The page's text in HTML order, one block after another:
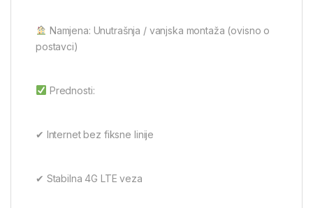
Namjena: Unutrašnja / vanjska montaža (ovisno o
postavci)
Prednosti:
✔ Internet bez fiksne linije
✔ Stabilna 4G LTE veza